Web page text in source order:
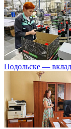
Подольске —